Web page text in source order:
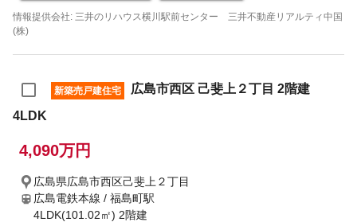
情報提供会社: 三井のリハウス横川駅前センター 三井不動産リアルティ中国
(株)
新築売戸建住宅
広島市西区 己斐上２丁目 2階建
4LDK
4,090万円
広島県広島市西区己斐上２丁目
広島電鉄本線 / 福島町駅
4LDK(101.02㎡) 2階建